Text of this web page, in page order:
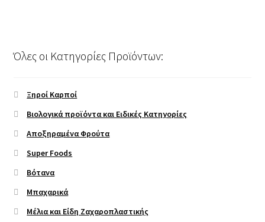
Όλες οι Κατηγορίες Προϊόντων:
Ξηροί Καρποί
Βιολογικά προϊόντα και Ειδικές Κατηγορίες
Αποξηραμένα Φρούτα
Super Foods
Βότανα
Μπαχαρικά
Μέλια και Είδη Ζαχαροπλαστικής